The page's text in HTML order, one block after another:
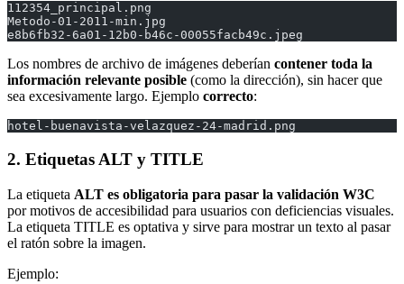
112354_principal.png
Metodo-01-2011-min.jpg
e8b6fb32-6a01-12b0-b46c-00055facb49c.jpeg
Los nombres de archivo de imágenes deberían contener toda la
información relevante posible (como la dirección), sin hacer que
sea excesivamente largo. Ejemplo correcto:
hotel-buenavista-velazquez-24-madrid.png
2. Etiquetas ALT y TITLE
La etiqueta ALT es obligatoria para pasar la validación W3C
por motivos de accesibilidad para usuarios con deficiencias visuales.
La etiqueta TITLE es optativa y sirve para mostrar un texto al pasar
el ratón sobre la imagen.
Ejemplo: